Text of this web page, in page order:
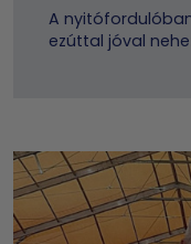
A
ezúttal jóval